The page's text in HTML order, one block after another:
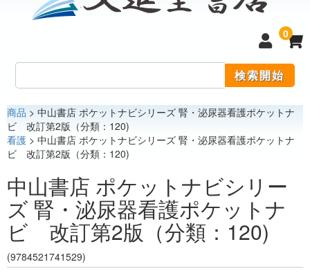
0
医学
看護
レジデント
商品 > 中山書店 ポケットナビシリーズ 腎・泌尿器看護ポケットナ
ビ 改訂第2版（分類：120)
看護 > 中山書店 ポケットナビシリーズ 腎・泌尿器看護ポケットナ
ビ 改訂第2版（分類：120)
中山書店 ポケットナビシリー
ズ 腎・泌尿器看護ポケットナ
ビ 改訂第2版（分類：120)
(9784521741529)